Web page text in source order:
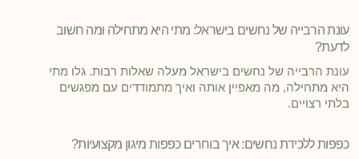
עונת הרבייה של נחשים בישראל: מתי היא מתחילה ומה חשוב
לדעת?
עונת הרבייה של נחשים בישראל מעלה שאלות רבות. גלו מתי
היא מתחילה, מה מאפיין אותה ואיך מתמודדים עם מפגשים
בלתי רצויים.
כפפות ללכידת נחשים: איך בוחרים כפפות מיגון מקצועיות?